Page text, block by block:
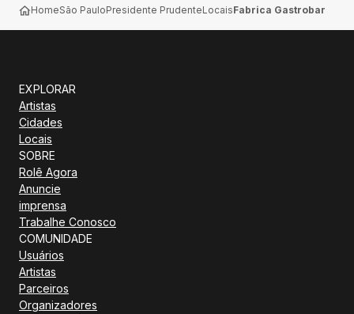
HomeSão PauloPresidente PrudenteLocaisFabrica Gastrobar
EXPLORAR
Artistas
Cidades
Locais
SOBRE
Rolê Agora
Anuncie
imprensa
Trabalhe Conosco
COMUNIDADE
Usuários
Artistas
Parceiros
Organizadores